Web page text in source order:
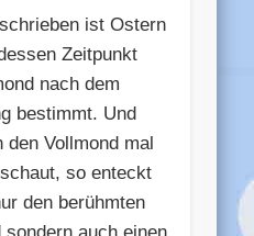
ist Ostern
Zeitpunkt
nach dem
bestimmt. Und
den Vollmond mal
so enteckt
den berühmten